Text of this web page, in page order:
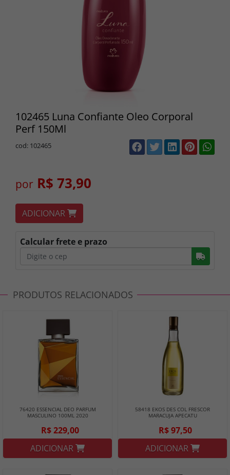
102465 Luna Confiante Oleo Corporal
Perf 150Ml
cod: 102465
por R$ 73,90
ADICIONAR
Calcular frete e prazo
PRODUTOS RELACIONADOS
76420 ESSENCIAL DEO PARFUM
MASCULINO 100ML 2020
R$ 229,00
ADICIONAR
58418 EKOS DES COL FRESCOR
MARACUJA APECATU
R$ 97,50
ADICIONAR